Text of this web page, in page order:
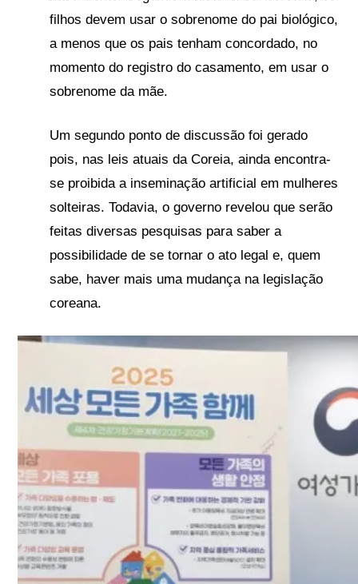
filhos devem usar o sobrenome do pai biológico,
a menos que os pais tenham concordado, no
momento do registro do casamento, em usar o
sobrenome da mãe.
Um segundo ponto de discussão foi gerado
pois, nas leis atuais da Coreia, ainda encontra-
se proibida a inseminação artificial em mulheres
solteiras. Todavia, o governo revelou que serão
feitas diversas pesquisas para saber a
possibilidade de se tornar o ato legal e, quem
sabe, haver mais uma mudança na legislação
coreana.